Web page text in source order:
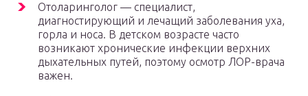
Отоларинголог — специалист,
диагностирующий и лечащий заболевания уха,
горла и носа. В детском возрасте часто
возникают хронические инфекции верхних
дыхательных путей, поэтому осмотр ЛОР-врача
важен.